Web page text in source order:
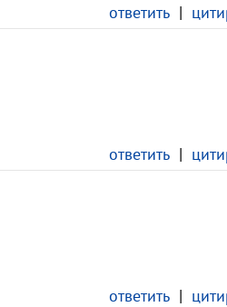
ответить |
ответить |
ответить |